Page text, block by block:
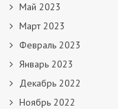
Май 2023
Март 2023
Февраль 2023
Январь 2023
Декабрь 2022
Ноябрь 2022